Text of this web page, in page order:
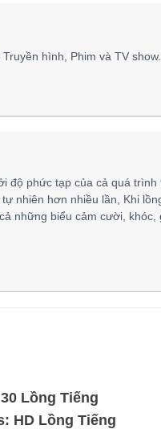
hình, Phim và TV show..
độ phức tạp của cả quá
nhiên hơn nhiều lần, Khi
những biểu cảm cười,
Lồng Tiếng
HD Lồng Tiếng